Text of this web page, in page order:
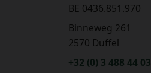
BE 0436.851.970
Binneweg 261
2570 Duffel
+32 (0) 3 488 44 03